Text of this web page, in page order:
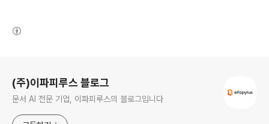
(주)이파피루스 블로그
문서 AI 전문 기업, 이파피루스의 블로그입니다